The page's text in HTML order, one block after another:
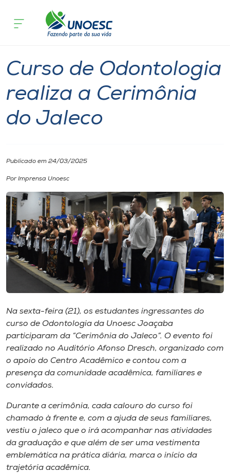
Cursos
Atendimento ao Estudante
A
Unoesc
Internacionalização
I.nova
Diplomados
Cultura
CPA
Biblioteca
Editora
Rádio
Museu
Curso de Odontologia
realiza a Cerimônia
do Jaleco
Publicado em 24/03/2025
Por Imprensa Unoesc
Na sexta-feira (21), os estudantes ingressantes do
curso de Odontologia da Unoesc Joaçaba
participaram da “Cerimônia do Jaleco”. O evento foi
realizado no Auditório Afonso Dresch, organizado com
o apoio do Centro Acadêmico e contou com a
presença da comunidade acadêmica, familiares e
convidados.
Durante a cerimônia, cada calouro do curso foi
chamado à frente e, com a ajuda de seus familiares,
vestiu o jaleco que o irá acompanhar nas atividades
da graduação e que além de ser uma vestimenta
emblemática na prática diária, marca o início da
trajetória acadêmica.